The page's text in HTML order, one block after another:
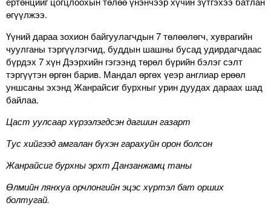
өгүүлжээ.
Үүний дараа зохион байгуулагчдын 7 төлөөлөгч, хуврагийн
чуулганы тэргүүлэгчид, буддын шашны бусад удирдагчдаас
бүрдэх 7 хүн Дээрхийн гэгээнд төрөл бүрийн бэлэг сэлт
тэргүүтэн өргөн барив. Мандал өргөх үеэр англиар ерөөл
уншсаны эхэнд Жанрайсиг бурхныг урин дуудах дараах шад
байлаа.
Цаст уулсаар хүрээлэгдсэн дагшин газарт
Тус хийгээд амгалан бүхэн гарахуйн орон болсон
Жанрайсиг бурхны эрхт Данзанжамц таны
Өлмийн лянхуа орчлонгийн эцэс хүртэл бат орших
болтугай.